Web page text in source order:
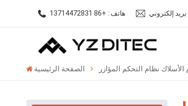
هاتف : +86 13714472831
الصفحة الرئيسية